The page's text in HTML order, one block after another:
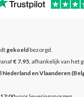
gekoeldbezorgd.
€ 7.95, afhankelijk van het
Nederland en Vlaanderen